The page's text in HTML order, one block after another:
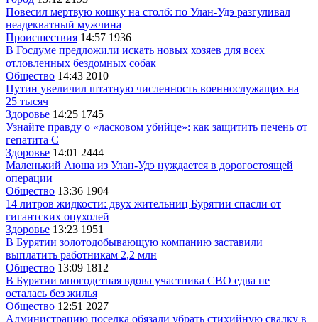
Повесил мертвую кошку на столб: по Улан-Удэ разгуливал
неадекватный мужчина
Происшествия 14:57 1936
В Госдуме предложили искать новых хозяев для всех
отловленных бездомных собак
Общество 14:43 2010
Путин увеличил штатную численность военнослужащих на
25 тысяч
Здоровье 14:25 1745
Узнайте правду о «ласковом убийце»: как защитить печень от
гепатита С
Здоровье 14:01 2444
Маленький Аюша из Улан-Удэ нуждается в дорогостоящей
операции
Общество 13:36 1904
14 литров жидкости: двух жительниц Бурятии спасли от
гигантских опухолей
Здоровье 13:23 1951
В Бурятии золотодобывающую компанию заставили
выплатить работникам 2,2 млн
Общество 13:09 1812
В Бурятии многодетная вдова участника СВО едва не
осталась без жилья
Общество 12:51 2027
Администрацию поселка обязали убрать стихийную свалку в